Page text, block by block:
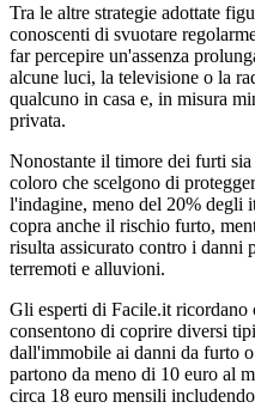
Tra le altre strategie adottate
conoscenti di svuotare
far percepire un'assenza
alcune luci, la televisione o la
qualcuno in casa e, in misura
privata.
Nonostante il timore dei furti
coloro che scelgono di
l'indagine, meno del 20% degli
copra anche il rischio furto,
risulta assicurato contro i danni
terremoti e alluvioni.
Gli esperti di Facile.it ricordano
consentono di coprire diversi
dall'immobile ai danni da furto
partono da meno di 10 euro al
circa 18 euro mensili